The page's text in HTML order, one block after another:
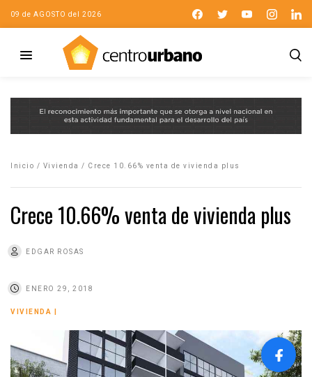
09 de AGOSTO del 2026
Inicio / Vivienda / Crece 10.66% venta de vivienda plus
Crece 10.66% venta de vivienda plus
EDGAR ROSAS
ENERO 29, 2018
VIVIENDA